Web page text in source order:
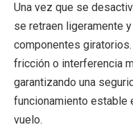
Una vez que se
se retraen ligeramente
componentes
fricción o interferencia
garantizando una
funcionamiento estable
vuelo.